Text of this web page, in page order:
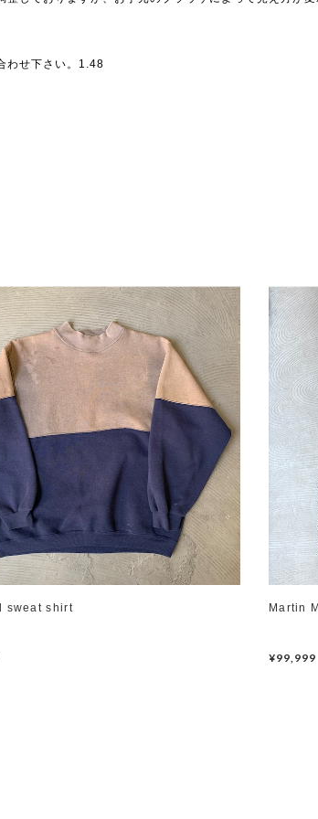
わせ下さい。1.48
sweat shirt Martin
¥99,999